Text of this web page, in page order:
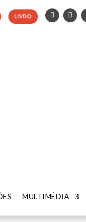
MULTIMÉDIA
LIVRO
MULTIMÉDIA